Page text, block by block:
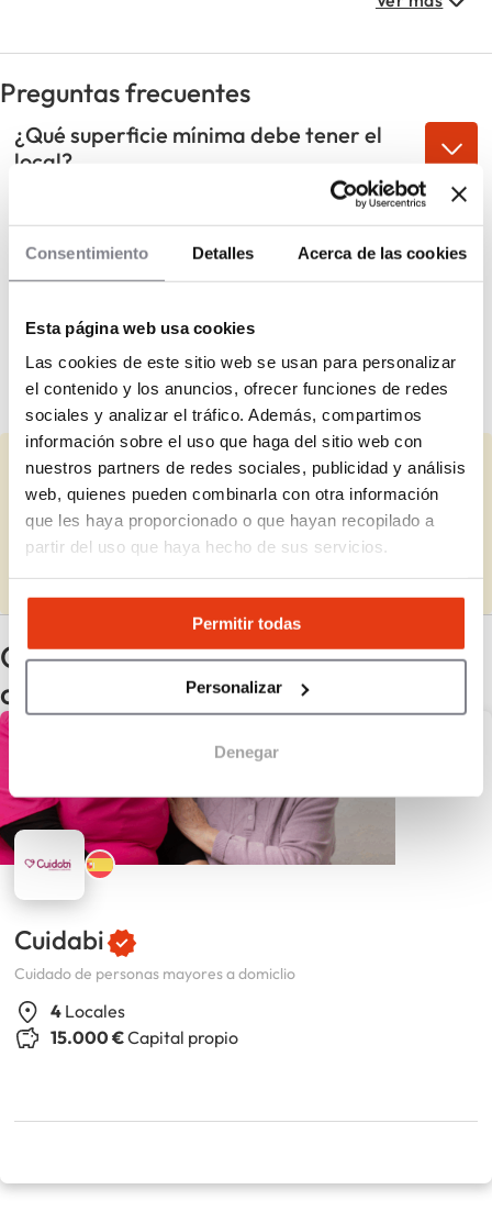
Consentimiento Detalles Acerca de las cookies
Esta página web usa cookies
Las cookies de este sitio web se usan para personalizar
el contenido y los anuncios, ofrecer funciones de redes
sociales y analizar el tráfico. Además, compartimos
información sobre el uso que haga del sitio web con
nuestros partners de redes sociales, publicidad y análisis
web, quienes pueden combinarla con otra información
que les haya proporcionado o que hayan recopilado a
partir del uso que haya hecho de sus servicios.
Permitir todas
Personalizar
Denegar
Preguntas frecuentes
¿Qué superficie mínima debe tener el
local?
¿Qué población mínima debe tener la
zona?
para la franquicia?
¿Existen acuerdos con terceros que
beneficien al franquiciado?
¿Representas a SerHogarsystem?
Completa la información que falta y actualiza los datos.
Completar
Otras franquicias con los mismos
criterios
Cuidabi
Cuidado de personas mayores a domiclio
4 Locales
15.000 €Capital propio